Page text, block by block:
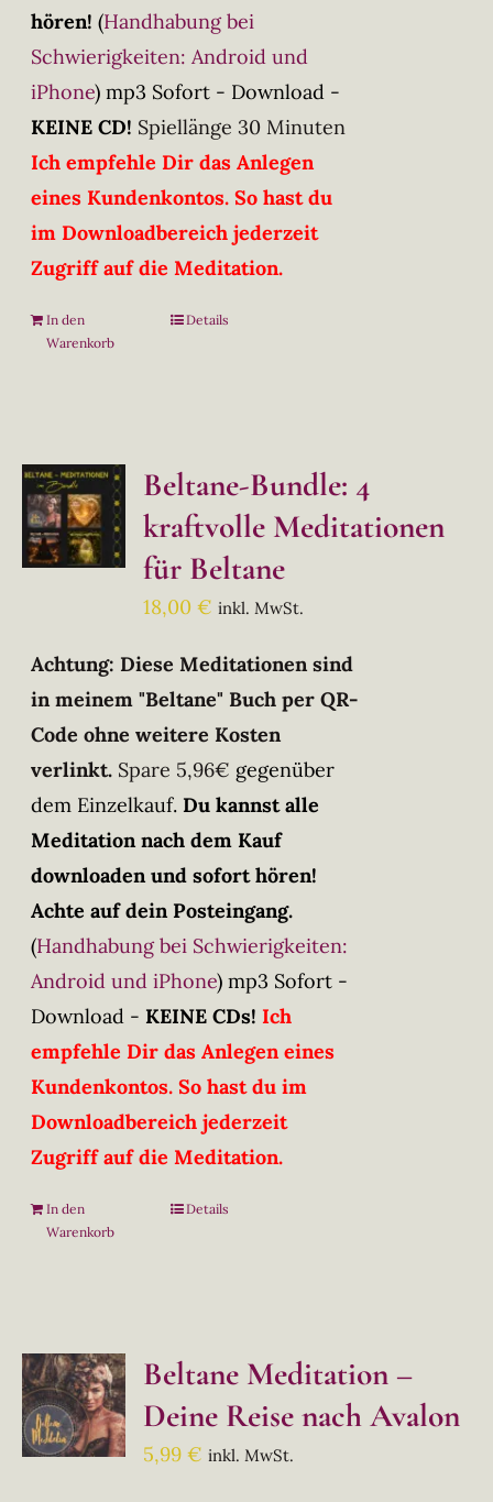
hören! (Handhabung bei
Schwierigkeiten: Android und
iPhone) mp3 Sofort - Download -
KEINE CD! Spiellänge 30 Minuten
Ich empfehle Dir das Anlegen
eines Kundenkontos. So hast du
im Downloadbereich jederzeit
Zugriff auf die Meditation.
In den
Warenkorb
Details
Beltane-Bundle: 4
kraftvolle Meditationen
für Beltane
18,00€ inkl. MwSt.
Achtung: Diese Meditationen sind
in meinem "Beltane" Buch per QR-
Code ohne weitere Kosten
verlinkt. Spare 5,96€ gegenüber
dem Einzelkauf. Du kannst alle
Meditation nach dem Kauf
downloaden und sofort hören!
Achte auf dein Posteingang.
(Handhabung bei Schwierigkeiten:
Android und iPhone) mp3 Sofort -
Download - KEINE CDs! Ich
empfehle Dir das Anlegen eines
Kundenkontos. So hast du im
Downloadbereich jederzeit
Zugriff auf die Meditation.
In den
Warenkorb
Details
Beltane Meditation –
Deine Reise nach Avalon
5,99€ inkl. MwSt.